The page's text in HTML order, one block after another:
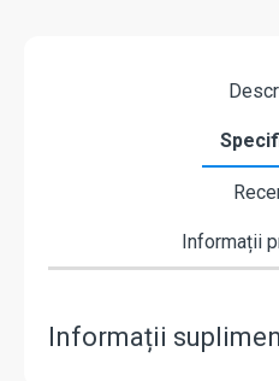
Informații
Informații